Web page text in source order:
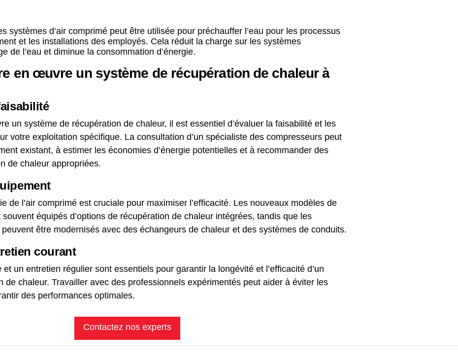
systèmes d’air comprimé peut être utilisée pour préchauffer l’eau pour les processus
et les installations des employés. Cela réduit la charge sur les systèmes
de l’eau et diminue la consommation d’énergie.
en œuvre un système de récupération de chaleur à
un système de récupération de chaleur, il est essentiel d’évaluer la faisabilité et les
votre exploitation spécifique. La consultation d’un spécialiste des compresseurs peut
existant, à estimer les économies d’énergie potentielles et à recommander des
de chaleur appropriées.
de l’air comprimé est cruciale pour maximiser l’efficacité. Les nouveaux modèles de
souvent équipés d’options de récupération de chaleur intégrées, tandis que les
être modernisés avec des échangeurs de chaleur et des systèmes de conduits.
courant
un entretien régulier sont essentiels pour garantir la longévité et l’efficacité d’un
de chaleur. Travailler avec des professionnels expérimentés peut aider à éviter les
des performances optimales.
Contactez nos experts